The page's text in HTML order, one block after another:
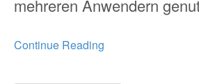
mehreren Anwendern
Continue Reading